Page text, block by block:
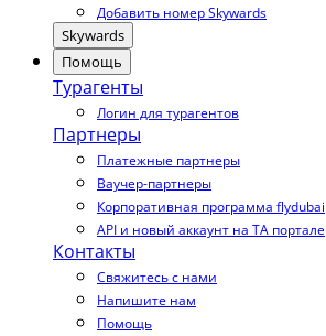
Добавить номер Skywards
Skywards
Помощь
Турагенты
Логин для турагентов
Партнеры
Платежные партнеры
Ваучер-партнеры
Корпоративная программа flydubai
API и новый аккаунт на TA портале
Контакты
Свяжитесь с нами
Напишите нам
Помощь